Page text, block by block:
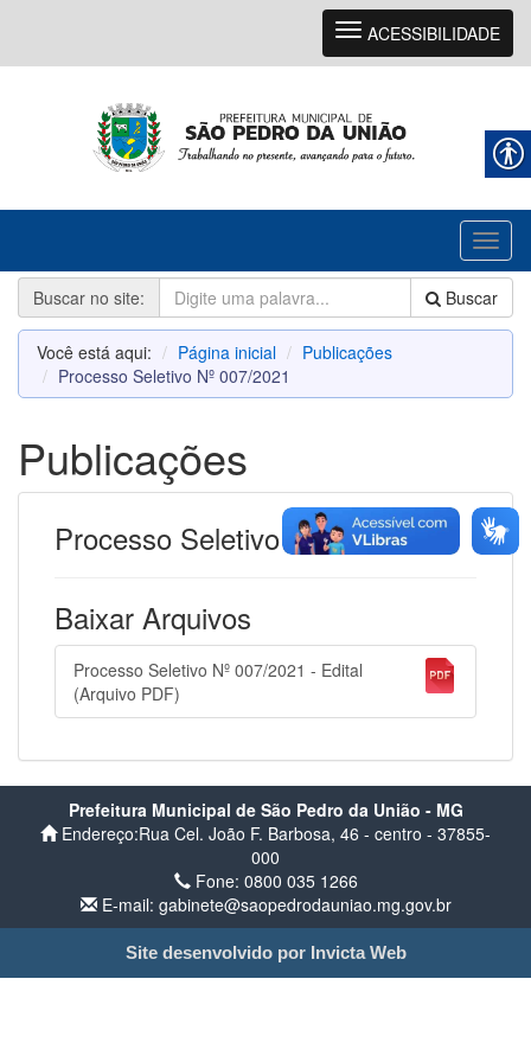
Navegação
ACESSIBILIDADE
Buscar no site:
Buscar
Você está aqui: Página inicial
Publicações
Processo Seletivo Nº 007/2021
Publicações
Processo Seletivo Nº 007/2021
Baixar Arquivos
Processo Seletivo Nº 007/2021 - Edital
(Arquivo PDF)
Prefeitura Municipal de São Pedro da União - MG
Endereço:Rua Cel. João F. Barbosa, 46 - centro - 37855-
000
Fone: 0800 035 1266
E-mail: gabinete@saopedrodauniao.mg.gov.br
Site desenvolvido por Invicta Web